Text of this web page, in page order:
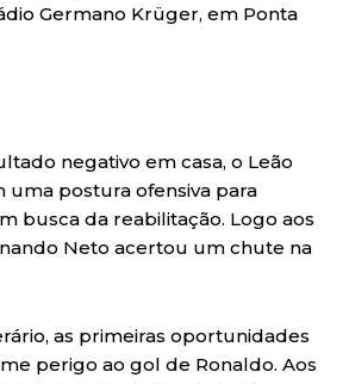
Germano Krüger, em Ponta
negativo em casa, o Leão
uma postura ofensiva para
busca da reabilitação. Logo aos
Neto acertou um chute na
as primeiras oportunidades
perigo ao gol de Ronaldo. Aos